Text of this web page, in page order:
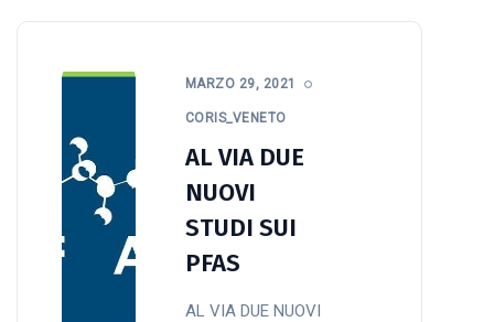
MARZO 29, 2021
CORIS_VENETO
AL VIA DUE
NUOVI
STUDI SUI
PFAS
AL VIA DUE NUOVI